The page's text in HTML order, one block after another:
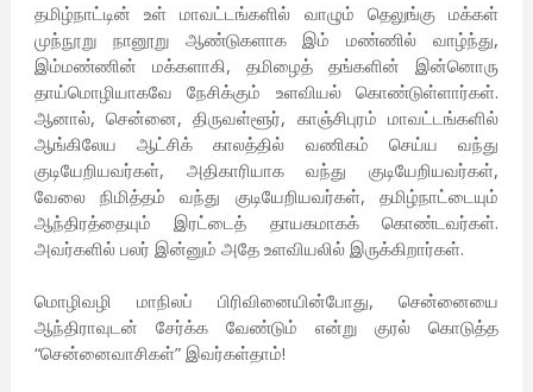
தமிழ்நாட்டின் உள் மாவட்டங்களில் வாழும் தெலுங்கு மக்கள்
முந்நூறு நானூறு ஆண்டுகளாக இம் மண்ணில் வாழ்ந்து,
இம்மண்ணின் மக்களாகி, தமிழைத் தங்களின் இன்னொரு
தாய்மொழியாகவே நேசிக்கும் உளவியல் கொண்டுள்ளார்கள்.
ஆனால், சென்னை, திருவள்ளூர், காஞ்சிபுரம் மாவட்டங்களில்
ஆங்கிலேய ஆட்சிக் காலத்தில் வணிகம் செய்ய வந்து
குடியேறியவர்கள், அதிகாரியாக வந்து குடியேறியவர்கள்,
வேலை நிமித்தம் வந்து குடியேறியவர்கள், தமிழ்நாட்டையும்
ஆந்திரத்தையும் இரட்டைத் தாயகமாகக் கொண்டவர்கள்.
அவர்களில் பலர் இன்னும் அதே உளவியலில் இருக்கிறார்கள்.
மொழிவழி மாநிலப் பிரிவினையின்போது, சென்னையை
ஆந்திராவுடன் சேர்க்க வேண்டும் என்று குரல் கொடுத்த
“சென்னைவாசிகள்” இவர்கள்தாம்!